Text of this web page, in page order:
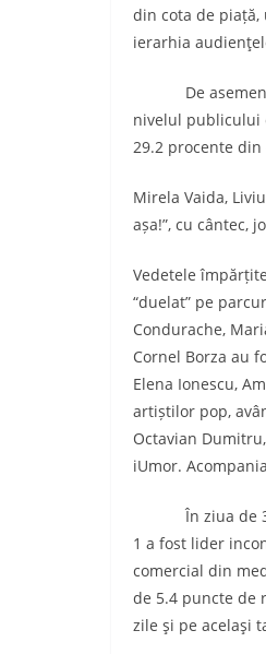
din cota de piață,
ierarhia
De asemenea,
nivelul publicului
29.2 procente
Mirela Vaida,
așa!”, cu cântec,
Vedetele
“duelat” pe
Condurache,
Cornel Borza au
Elena Ionescu,
artiștilor pop,
Octavian
iUmor.
În ziua de 31
1 a fost lider
comercial din
de 5.4 puncte de
zile şi pe acelaşi